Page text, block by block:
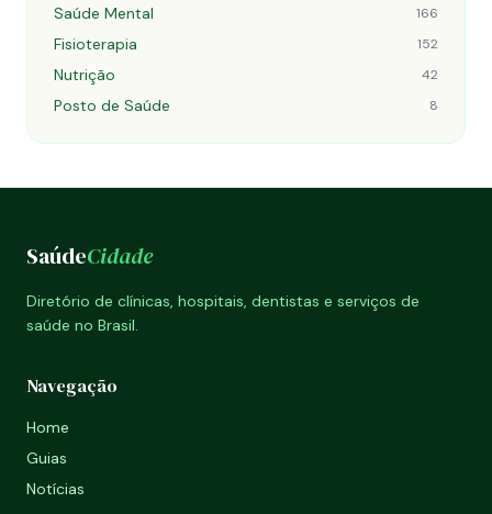
Saúde Mental 166
Fisioterapia 152
Nutrição 42
Posto de Saúde 8
SaúdeCidade
Diretório de clínicas, hospitais, dentistas e serviços de
saúde no Brasil.
Navegação
Home
Guias
Notícias